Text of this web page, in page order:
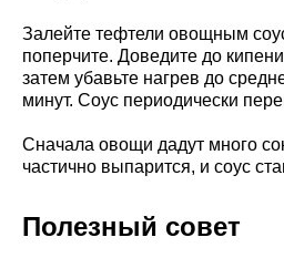
Залейте тефтели овощным
поперчите. Доведите до
затем убавьте нагрев до
минут. Соус периодически
Сначала овощи дадут много
частично выпарится, и соус
Полезный совет